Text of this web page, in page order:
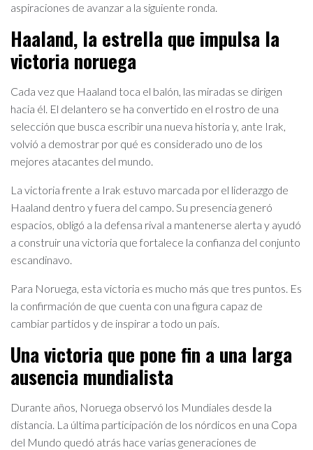
aspiraciones de avanzar a la siguiente ronda.
Haaland, la estrella que impulsa la
victoria noruega
Cada vez que Haaland toca el balón, las miradas se dirigen
hacia él. El delantero se ha convertido en el rostro de una
selección que busca escribir una nueva historia y, ante Irak,
volvió a demostrar por qué es considerado uno de los
mejores atacantes del mundo.
La victoria frente a Irak estuvo marcada por el liderazgo de
Haaland dentro y fuera del campo. Su presencia generó
espacios, obligó a la defensa rival a mantenerse alerta y ayudó
a construir una victoria que fortalece la confianza del conjunto
escandinavo.
Para Noruega, esta victoria es mucho más que tres puntos. Es
la confirmación de que cuenta con una figura capaz de
cambiar partidos y de inspirar a todo un país.
Una victoria que pone fin a una larga
ausencia mundialista
Durante años, Noruega observó los Mundiales desde la
distancia. La última participación de los nórdicos en una Copa
del Mundo quedó atrás hace varias generaciones de